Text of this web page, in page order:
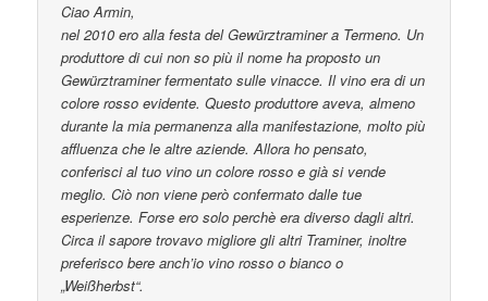
Ciao Armin,
nel 2010 ero alla festa del Gewürztraminer a Termeno. Un
produttore di cui non so più il nome ha proposto un
Gewürztraminer fermentato sulle vinacce. Il vino era di un
colore rosso evidente. Questo produttore aveva, almeno
durante la mia permanenza alla manifestazione, molto più
affluenza che le altre aziende. Allora ho pensato,
conferisci al tuo vino un colore rosso e già si vende
meglio. Ciò non viene però confermato dalle tue
esperienze. Forse ero solo perchè era diverso dagli altri.
Circa il sapore trovavo migliore gli altri Traminer, inoltre
preferisco bere anch’io vino rosso o bianco o
„Weißherbst“.